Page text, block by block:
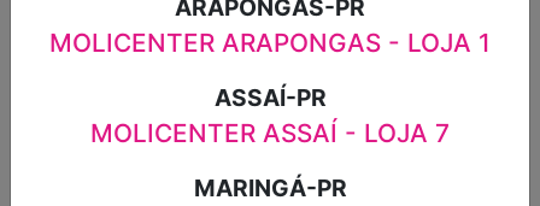
- +
ARAPONGAS-PR
MOLICENTER ARAPONGAS - LOJA 1
ASSAÍ-PR
MOLICENTER ASSAÍ - LOJA 7
MARINGÁ-PR